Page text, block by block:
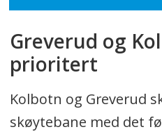
Greverud og
prioritert
Kolbotn og Greverud
skøytebane med det